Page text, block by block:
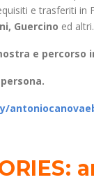
e trasferiti
Guercino ed altri.
e percorso